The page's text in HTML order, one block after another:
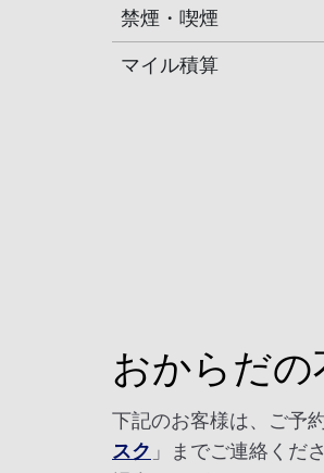
禁煙・喫煙
マイル積算
おからだ
下記のお客様は、ご予
スク 」までご連絡くだ